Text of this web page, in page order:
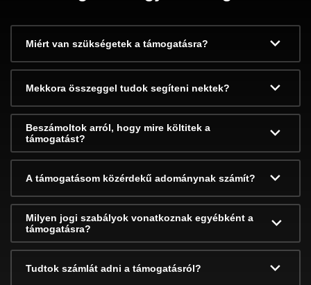
Miért van szükségetek a támogatásra?
Mekkora összeggel tudok segíteni nektek?
Beszámoltok arról, hogy mire költitek a
támogatást?
A támogatásom közérdekű adománynak számít?
Milyen jogi szabályok vonatkoznak egyébként a
támogatásra?
Tudtok számlát adni a támogatásról?